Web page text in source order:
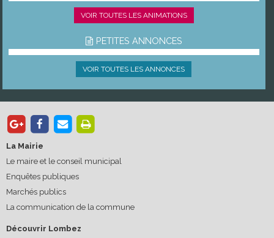
VOIR TOUTES LES ANIMATIONS
PETITES ANNONCES
VOIR TOUTES LES ANNONCES
La Mairie
Le maire et le conseil municipal
Enquêtes publiques
Marchés publics
La communication de la commune
Découvrir Lombez